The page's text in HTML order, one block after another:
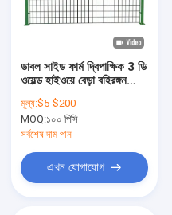
ডাবল সাইড ফার্ম দ্বিপাক্ষিক 3 ডি
ওয়েল্ড হাইওয়ে বেড়া বহিরঙ্গন
ক্ষেত্রের জন্য
মূল্য:$5-$200
MOQ:১০০ পিসি
সর্বশেষ দাম পান
এখন যোগাযোগ